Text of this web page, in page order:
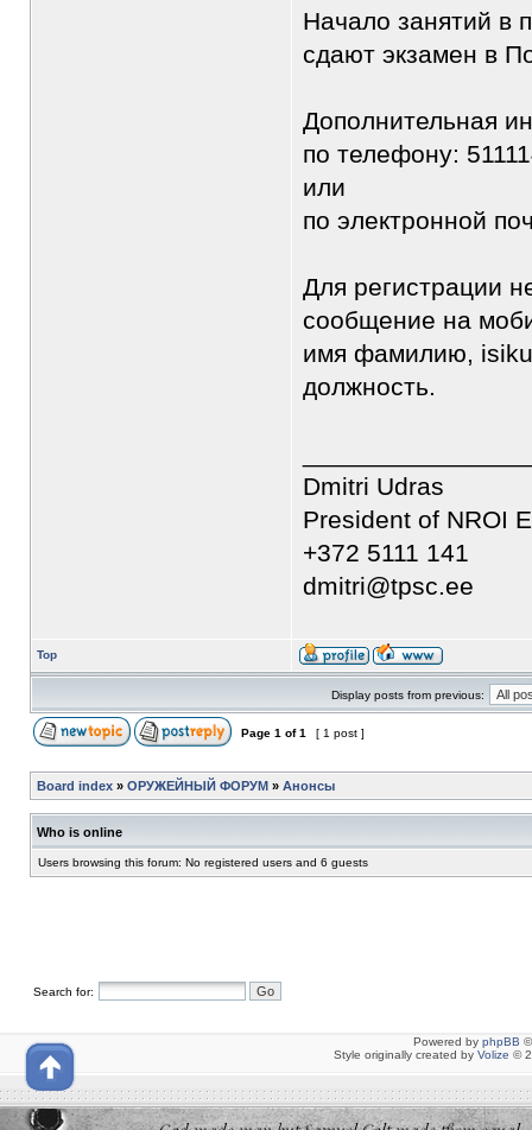
Начало занятий в
сдают экзамен в
Дополнительная
по телефону:
или
по электронной
Для регистрации
сообщение на
имя фамилию,
должность.
Dmitri Udras
President of NROI
+372 5111 141
dmitri@tpsc.ee
Top
Display posts from previous:
Page 1 of1 [ 1 post ]
Board index » ОРУЖЕЙНЫЙ ФОРУМ » Анонсы
Who is online
Users browsing this forum: No registered users and 6 guests
Search for:
Powered by phpBB
Style originally created by Volize ©